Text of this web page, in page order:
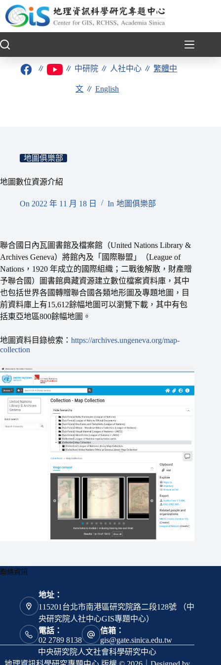
至
要
∥ ∥ 中研院 ∥ 人社中心 ∥繁體中
文 ∥English
地圖俱樂部
地圖數位資源介紹
On 2022 年 11 月 18 日 In 地圖俱樂部
聯合國日內瓦圖書館及檔案館（United Nations Library &
Archives Geneva）將館內及「國際聯盟」（League of
Nations，1920 年成立的國際組織；二戰後解散，財產贈
予聯合國）圖書館典藏資源建立數位檔案資料庫，其中
也包括世界各國轉贈聯合國各類地形圖及專題地圖，目
前資料庫上有15,612餘幅地圖可以瀏覽下載，其中有包
括東亞地區800餘幅地圖。
地圖資料目錄檢索： https://archives.ungeneva.org/map-
collection
聯絡資訊
地址：
115201台北市南港區研究院路二段128號 （中
央研究院人社中心GIS專題中心）
電話：
02 2789 8138
信箱：
gis@gate.sinica.edu.tw
中央研究院人文社會科學研究中心